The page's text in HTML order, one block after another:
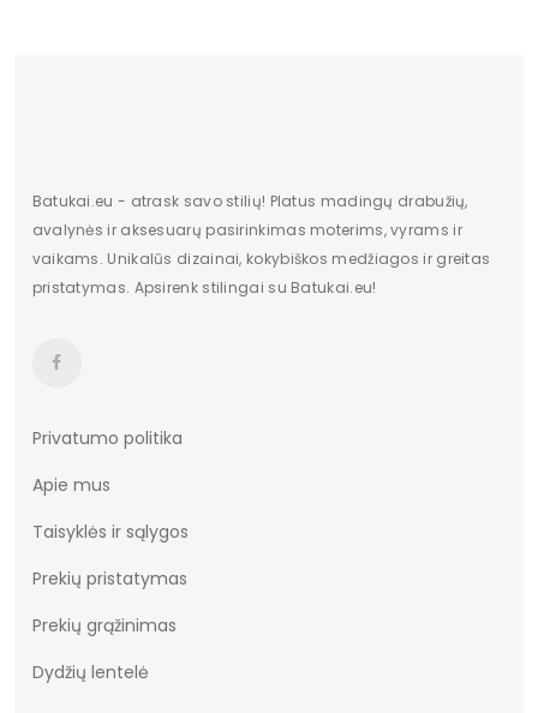
Stilius kasdienai
Sezonas ruduo/žiema
Lytis moteriška
Kulnas
Išorinė medžiaga
Vidinė medžiaga
Medžiaga
Spalva
Batukai.eu - atrask savo stilių! Platus madingų drabužių,
avalynės ir aksesuarų pasirinkimas moterims, vyrams ir
vaikams. Unikalūs dizainai, kokybiškos medžiagos ir greitas
pristatymas. Apsirenk stilingai su Batukai.eu!
Privatumo politika
Apie mus
Taisyklės ir sąlygos
Prekių pristatymas
Prekių grąžinimas
Dydžių lentelė